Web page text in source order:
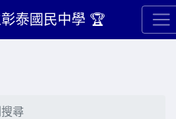
泰國民中學 🏆
尋